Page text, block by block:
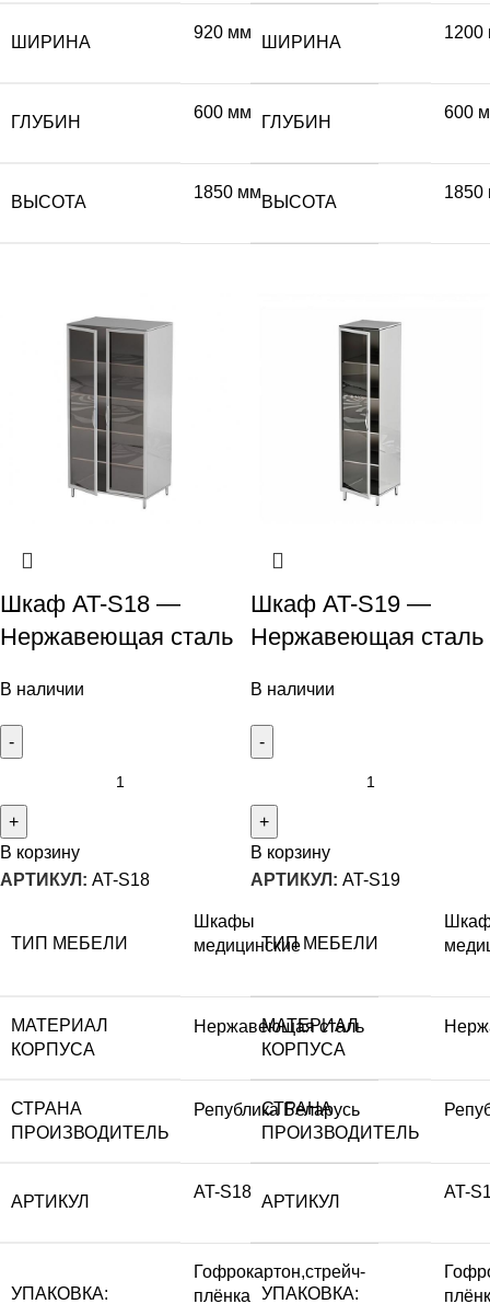
ШИРИНА
920 мм
ГЛУБИН
600 мм
ВЫСОТА
1850 мм
ШИРИНА
1200
ГЛУБИН
600
ВЫСОТА
1850
Шкаф AT-S18 —
Нержавеющая сталь
В наличии
В корзину
АРТИКУЛ: AT-S18
ТИП МЕБЕЛИ
Шкафы
медицинские
МАТЕРИАЛ
КОРПУСА
Нержавеющая сталь
СТРАНА
ПРОИЗВОДИТЕЛЬ
Република Беларусь
АРТИКУЛ
AT-S18
УПАКОВКА:
Гофрокартон,стрейч-
плёнка
Шкаф AT-S19 —
Нержавеющая сталь
В наличии
В корзину
АРТИКУЛ: AT-S19
ТИП МЕБЕЛИ
МАТЕРИАЛ
КОРПУСА
СТРАНА
ПРОИЗВОДИТЕЛЬ
АРТИКУЛ
AT-
УПАКОВКА: